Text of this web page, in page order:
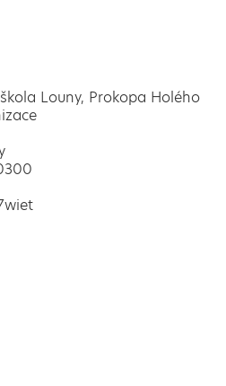
Louny, Prokopa Holého